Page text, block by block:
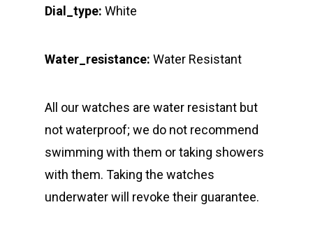
Dial_type: White
Water_resistance: Water Resistant
All our watches are water resistant but
not waterproof; we do not recommend
swimming with them or taking showers
with them. Taking the watches
underwater will revoke their guarantee.